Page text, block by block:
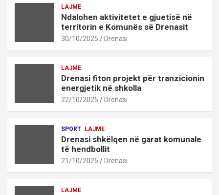
LAJME
Ndalohen aktivitetet e gjuetisë në
territorin e Komunës së Drenasit
30/10/2025 Drenasi
LAJME
Drenasi fiton projekt për tranzicionin
energjetik në shkolla
22/10/2025 Drenasi
SPORT LAJME
Drenasi shkëlqen në garat komunale
të hendbollit
21/10/2025 Drenasi
LAJME